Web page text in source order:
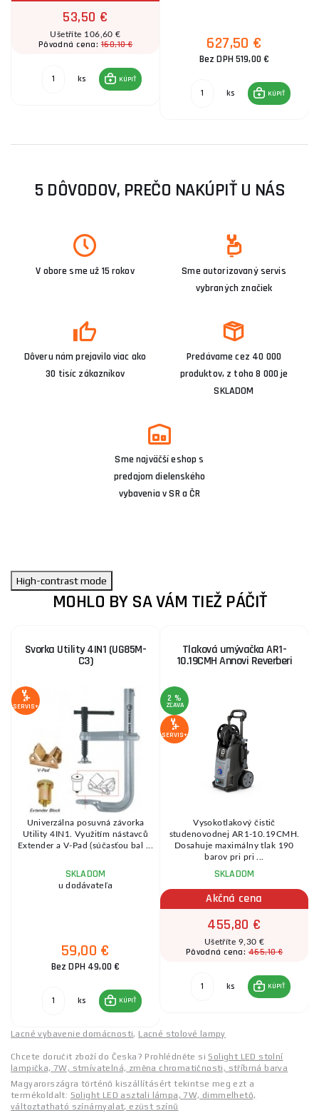
53,50 €
Ušetříte 106,60 €
Pôvodná cena:160,10 €
ks KÚPIŤ
627,50 €
Bez DPH 519,00 €
ks KÚPIŤ
5 DÔVODOV, PREČO NAKÚPIŤ U NÁS
V obore sme už 15 rokov
Sme autorizovaný servis
vybraných značiek
Dôveru nám prejavilo viac ako
30 tisíc zákazníkov
Predávame cez 40 000
produktov, z toho 8 000 je
SKLADOM
Sme najväčší eshop s
predajom dielenského
vybavenia v SR a ČR
High-contrast mode
MOHLO BY SA VÁM TIEŽ PÁČIŤ
Svorka Utility 4IN1 (UG85M-
C3)
SERVIS+
Univerzálna posuvná závorka
Utility 4IN1. Využitím nástavců
Extender a V-Pad (súčasťou bal ...
SKLADOM
u dodávateľa
59,00 €
Bez DPH 49,00 €
ks KÚPIŤ
Tlaková umývačka AR1-
10.19CMH Annovi Reverberi
2 %
ZĽAVA
SERVIS+
Vysokotlakový čistič
studenovodnej AR1-10.19CMH.
Dosahuje maximálny tlak 190
barov pri pri ...
SKLADOM
Akčná cena
455,80 €
Ušetříte 9,30 €
Pôvodná cena:465,10 €
ks KÚPIŤ
Lacné vybavenie domácnosti, Lacné stolové lampy
Chcete doručit zboží do Česka? Prohlédněte si Solight LED stolní
lampička, 7W, stmívatelná, změna chromatičnosti, stříbrná barva
Magyarországra történő kiszállításért tekintse meg ezt a
termékoldalt: Solight LED asztali lámpa, 7W, dimmelhető,
változtatható színárnyalat, ezüst színű